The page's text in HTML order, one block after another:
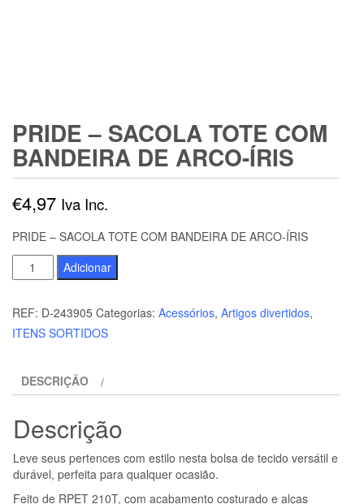
PRIDE – SACOLA TOTE COM
BANDEIRA DE ARCO-ÍRIS
€4,97 Iva Inc.
PRIDE – SACOLA TOTE COM BANDEIRA DE ARCO-ÍRIS
Quantidade
de
PRIDE
-
COM
DE
ÍRIS
Adicionar
REF: D-243905 Categorias: Acessórios, Artigos divertidos,
ITENS SORTIDOS
DESCRIÇÃO
Descrição
Leve seus pertences com estilo nesta bolsa de tecido versátil e
durável, perfeita para qualquer ocasião.
Feito de RPET 210T, com acabamento costurado e alças